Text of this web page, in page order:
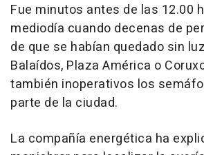
Fue minutos antes de las 12.00
mediodía cuando decenas de
de que se habían quedado sin
Balaídos, Plaza América o
también inoperativos los
parte de la ciudad.
La compañía energética ha